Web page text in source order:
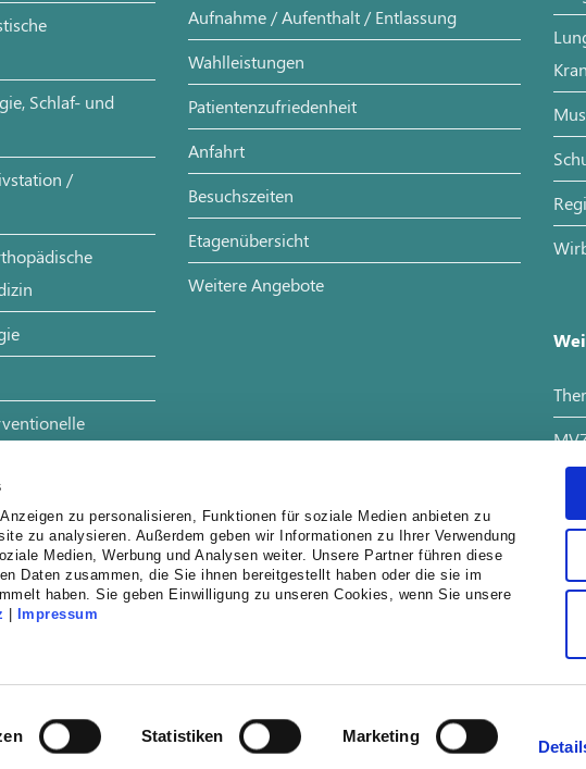
zu personalisieren, Funktionen für soziale Medien anbieten zu
zu analysieren. Außerdem geben wir Informationen zu Ihrer Verwendung
Medien, Werbung und Analysen weiter. Unsere Partner führen diese
Daten zusammen, die Sie ihnen bereitgestellt haben oder die sie im
haben. Sie geben Einwilligung zu unseren Cookies, wenn Sie unsere
Impressum
Statistiken Marketing
Schlaf- und
/
Aufnahme / Aufenthalt / Entlassung
Wahlleistungen
Patientenzufriedenheit
Anfahrt
Besuchszeiten
Etagenübersicht
Weitere Angebote